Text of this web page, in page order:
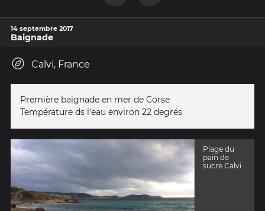
14 septembre 2017
Baignade
Calvi, France
Première baignade en mer de Corse
Température ds l'eau environ 22 degrés
Plage du
pain de
sucre Calvi